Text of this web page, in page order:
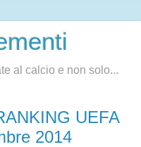
al calcio e non solo...
UEFA
2014